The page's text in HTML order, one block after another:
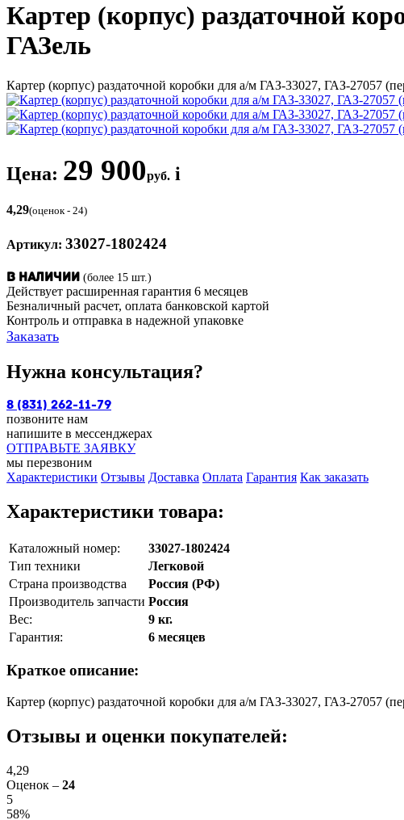
Картер (корпус) раздаточной
ГАЗель
Картер (корпус) раздаточной коробки для а/м ГАЗ-33027, ГАЗ-27057
Цена: 29 900руб. i
4,29(оценок - 24)
Артикул: 33027-1802424
В наличии (более 15 шт.)
Действует расширенная гарантия 6 месяцев
Безналичный расчет, оплата банковской картой
Контроль и отправка в надежной упаковке
Заказать
Нужна консультация?
8 (831) 262-11-79
позвоните нам
напишите в мессенджерах
ОТПРАВЬТЕ ЗАЯВКУ
мы перезвоним
Характеристики Отзывы Доставка Оплата Гарантия Как заказать
Характеристики товара:
Каталожный номер:
33027-1802424
Тип техники
Легковой
Страна производства
Россия (РФ)
Производитель запчасти Россия
Вес:
9 кг.
Гарантия:
6 месяцев
Краткое описание:
Картер (корпус) раздаточной коробки для а/м ГАЗ-33027, ГАЗ-27057
Отзывы и оценки покупателей:
4,29
Оценок – 24
5
58%